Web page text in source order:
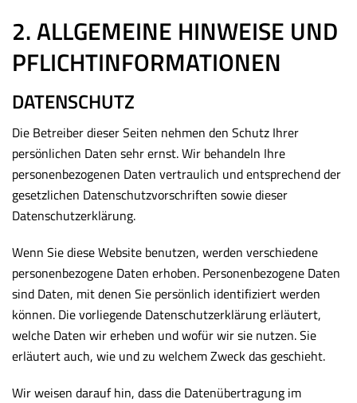
2. ALLGEMEINE HINWEISE UND
PFLICHTINFORMATIONEN
DATENSCHUTZ
Die Betreiber dieser Seiten nehmen den Schutz Ihrer
persönlichen Daten sehr ernst. Wir behandeln Ihre
personenbezogenen Daten vertraulich und entsprechend der
gesetzlichen Datenschutzvorschriften sowie dieser
Datenschutzerklärung.
Wenn Sie diese Website benutzen, werden verschiedene
personenbezogene Daten erhoben. Personenbezogene Daten
sind Daten, mit denen Sie persönlich identifiziert werden
können. Die vorliegende Datenschutzerklärung erläutert,
welche Daten wir erheben und wofür wir sie nutzen. Sie
erläutert auch, wie und zu welchem Zweck das geschieht.
Wir weisen darauf hin, dass die Datenübertragung im